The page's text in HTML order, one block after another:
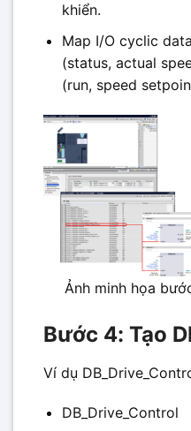
khiển.
Map I/O cyclic
(status, actual
(run, speed
Ảnh minh họa
Bước 4: Tạo
Ví dụ
DB_Drive_Control